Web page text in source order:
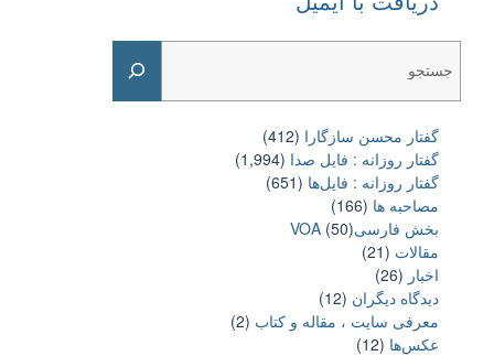
گفتار محسن سازگارا (412)
گفتار روزانه : فایل‌ صدا (1,994)
گفتار روزانه : فایل‌ها (651)
مصاحبه ها (166)
بخش فارسیVOA(50)
مقالات (21)
اخبار (26)
دیدگاه دیگران (12)
معرفی سایت ، مقاله و کتاب (2)
عکس‌ها (12)